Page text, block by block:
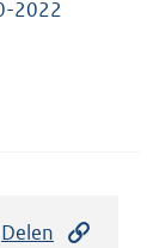
2022
Delen